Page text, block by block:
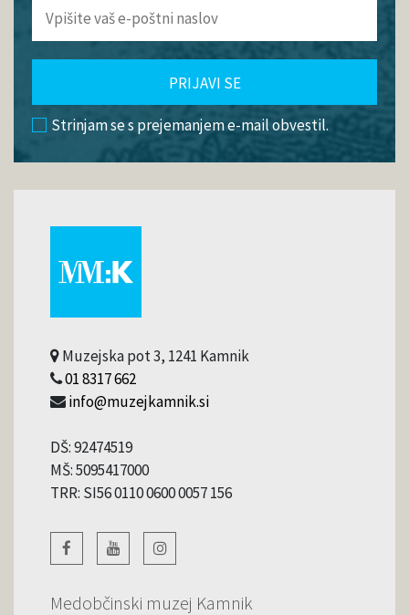
PRIJAVI SE
Strinjam se s prejemanjem e-mail obvestil.
Muzejska pot 3, 1241 Kamnik
01 8317 662
info@muzejkamnik.si
DŠ: 92474519
MŠ: 5095417000
TRR: SI56 0110 0600 0057 156
Medobčinski muzej Kamnik